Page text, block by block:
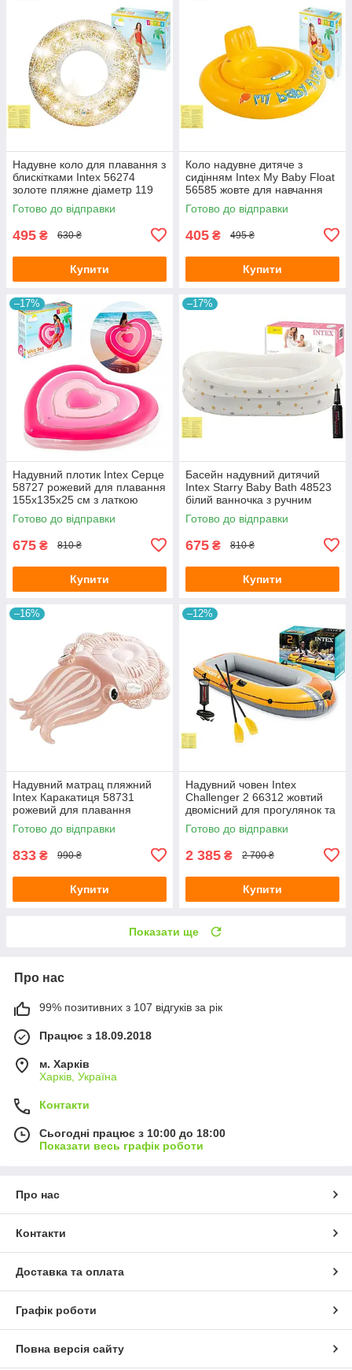
Надувне коло для плавання з
блискітками Intex 56274
золоте пляжне діаметр 119
см з латкою
Готово до відправки
495 ₴ 630 ₴
Купити
Коло надувне дитяче з
сидінням Intex My Baby Float
56585 жовте для навчання
плаванню малюків від 6-12
місяців з латкою 70 см
Готово до відправки
405 ₴ 495 ₴
Купити
–17%
Надувний плотик Intex Серце
58727 рожевий для плавання
155х135х25 см з латкою
Готово до відправки
675 ₴ 810 ₴
Купити
–17%
Басейн надувний дитячий
Intex Starry Baby Bath 48523
білий ванночка з ручним
насосом та латкою 89х66х25
см
Готово до відправки
675 ₴ 810 ₴
Купити
–16%
Надувний матрац пляжний
Intex Каракатиця 58731
рожевий для плавання
191х117х30 см з латкою
Готово до відправки
833 ₴ 990 ₴
Купити
–12%
Надувний човен Intex
Challenger 2 66312 жовтий
двомісний для прогулянок та
риболовлі з веслами та
помпою 236х114х41 см
Готово до відправки
2 385 ₴ 2 700 ₴
Купити
Показати ще
Про нас
99% позитивних з 107 відгуків за рік
Працює з 18.09.2018
м. Харків
Харків, Україна
Контакти
Сьогодні працює з 10:00 до 18:00
Показати весь графік роботи
Про нас
Контакти
Доставка та оплата
Графік роботи
Повна версія сайту